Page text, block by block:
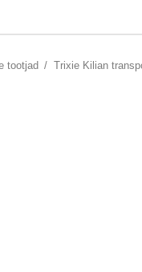
tootjad / Trixie Kilian